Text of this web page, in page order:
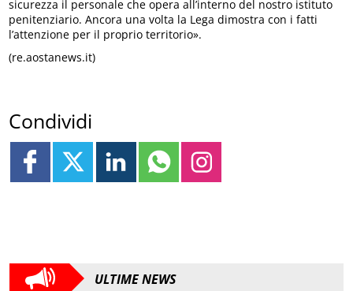
sicurezza il personale che opera all’interno del nostro istituto
penitenziario. Ancora una volta la Lega dimostra con i fatti
l’attenzione per il proprio territorio».
(re.aostanews.it)
Condividi
ULTIME NEWS